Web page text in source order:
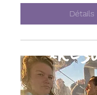
Détails